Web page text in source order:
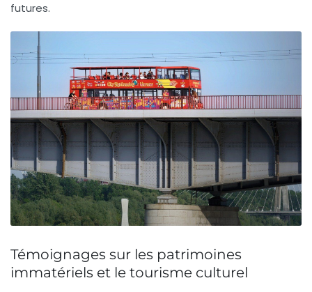
futures.
Témoignages sur les patrimoines
immatériels et le tourisme culturel